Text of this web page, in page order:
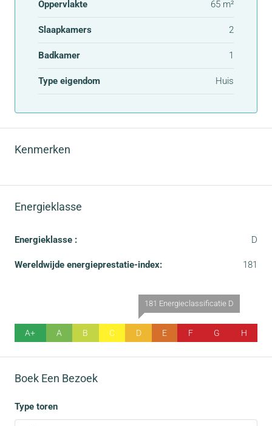
Oppervlakte 65 m²
Slaapkamers 2
Badkamer 1
Type eigendom Huis
Kenmerken
Energieklasse
Energieklasse : D
Wereldwijde energieprestatie-index: 181
A+ A B C
181 Energieclassificatie D
D E F G H
Boek Een Bezoek
Type toren